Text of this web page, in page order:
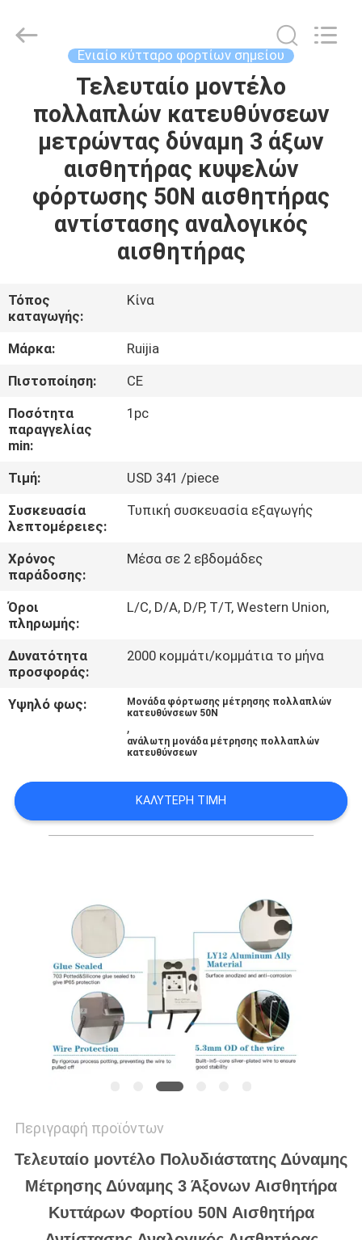
ΠΡΟΪΌΝΤΑ
ΒΊΝΤΕΟ
ΠΕΡΊΠΟΥ
ΓΎΡΟΣ
ΕΡΓΟΣΤΑΣΊΩΝ
ΈΛΕΓΧΟΣ
ΜΑΣ
ΕΛΆΤΕ
ΣΕ
ΕΠΑΦΉ
ΜΕ
ΖΗΤΉΣΤΕ
ΈΝΑ
ΑΠΌΣΠΑΣΜΑ
ΠΟΛΙΤΙΚΉ
ΜΥΣΤΙΚΌΤΗΤΑΣ
Instruments
Ενιαίο κύτταρο φορτίων σημείου
Τελευταίο μοντέλο
πολλαπλών κατευθύνσεων
μετρώντας δύναμη 3 άξων
αισθητήρας κυψελών
φόρτωσης 50N αισθητήρας
αντίστασης αναλογικός
αισθητήρας
Τόπος
καταγωγής:
Κίνα
Μάρκα:
Ruijia
Πιστοποίηση:
CE
Ποσότητα
παραγγελίας
min:
1pc
Τιμή:
USD 341 /piece
Συσκευασία
λεπτομέρειες:
Τυπική συσκευασία εξαγωγής
Χρόνος
παράδοσης:
Μέσα σε 2 εβδομάδες
Όροι
πληρωμής:
L/C, D/A, D/P, T/T, Western Union,
Δυνατότητα
προσφοράς:
2000 κομμάτι/κομμάτια το μήνα
Υψηλό φως:
Μονάδα φόρτωσης μέτρησης πολλαπλών
κατευθύνσεων 50N
,
ανάλωτη μονάδα μέτρησης πολλαπλών
κατευθύνσεων
ΚΑΛΎΤΕΡΗ ΤΙΜΉ
Περιγραφή προϊόντων
Τελευταίο μοντέλο Πολυδιάστατης Δύναμης
Μέτρησης Δύναμης 3 Άξονων Αισθητήρα
Κυττάρων Φορτίου 50N Αισθητήρα